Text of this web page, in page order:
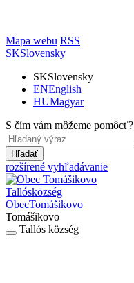
Mapa webu RSS
SKSlovensky
SKSlovensky
ENEnglish
HUMagyar
S čím vám môžeme pomôcť?
Hľadať
rozšírené vyhľadávanie
Tallósközség
ObecTomášikovo
Tomášikovo
Tallós község